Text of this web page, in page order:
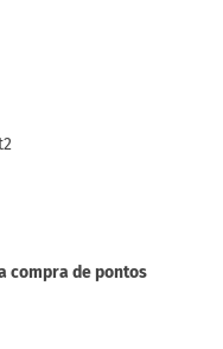
compra de pontos